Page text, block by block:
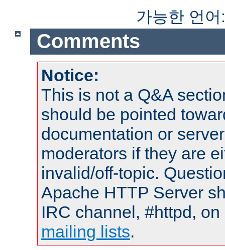
가능한 언
Comments
Notice:
This is not a Q&A
should be pointed
documentation or
moderators if they are
invalid/off-topic.
Apache HTTP Server
IRC channel, #httpd,
mailing lists.